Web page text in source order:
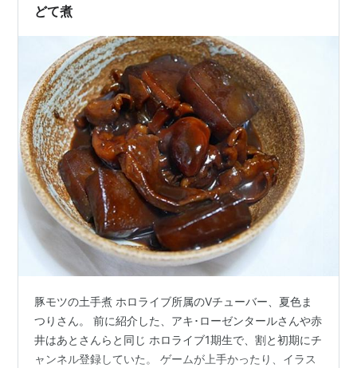
どて煮
豚モツの土手煮 ホロライブ所属のVチューバー、夏色ま
つりさん。 前に紹介した、アキ･ローゼンタールさんや赤
井はあとさんらと同じ ホロライブ1期生で、割と初期にチ
ャンネル登録していた。 ゲームが上手かったり、イラス